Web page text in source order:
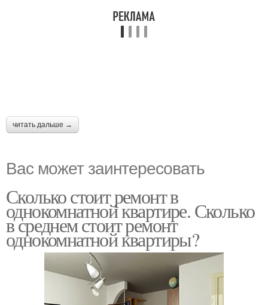
читать дальше →
Вас может заинтересовать
Сколько стоит ремонт в
однокомнатной квартире. Сколько
в среднем стоит ремонт
однокомнатной квартиры?